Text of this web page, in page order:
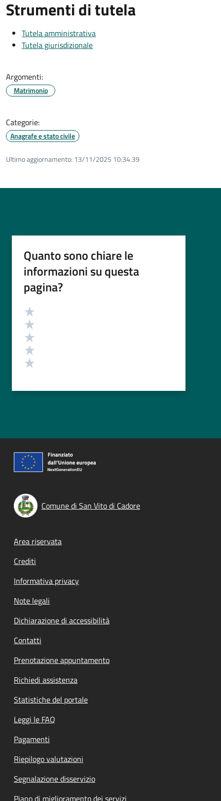
Strumenti di tutela
Tutela amministrativa
Tutela giurisdizionale
Argomenti:
Matrimonio
Categorie:
Anagrafe e stato civile
Ultimo aggiornamento: 13/11/2025 10:34.39
Quanto sono chiare le
informazioni su questa
pagina?
Valutazione
Comune di San Vito di Cadore
Footer menu
Area riservata
Crediti
Informativa privacy
Note legali
Dichiarazione di accessibilità
Contatti
Prenotazione appuntamento
Richiedi assistenza
Statistiche del portale
Leggi le FAQ
Pagamenti
Riepilogo valutazioni
Segnalazione disservizio
Piano di miglioramento dei servizi